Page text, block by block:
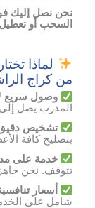
نحن نصل إليك
السحب أو
لماذا
من كراج
وصول سريع
المدرب يصل إلى
تشخيص
بتصليح كافة
خدمة على
تتوقف. نحن
أسعار
شامل على